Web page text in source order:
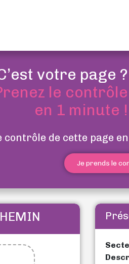
votre page ?
le contrôle
en 1 minute !
contrôle de cette page
Je prends le